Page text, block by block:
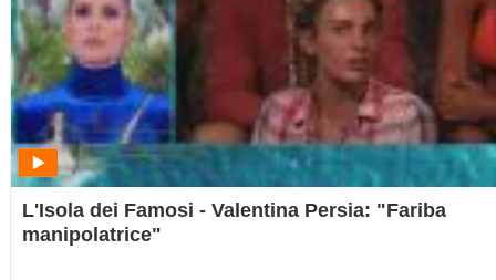
L'Isola dei Famosi - Valentina Persia: "Fariba
manipolatrice"